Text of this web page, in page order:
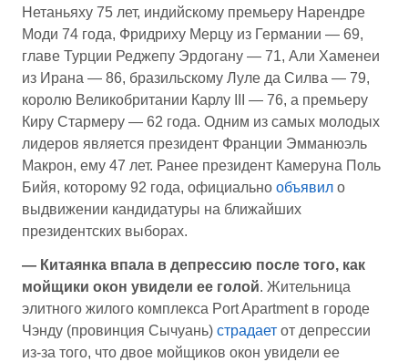
Нетаньяху 75 лет, индийскому премьеру Нарендре
Моди 74 года, Фридриху Мерцу из Германии — 69,
главе Турции Реджепу Эрдогану — 71, Али Хаменеи
из Ирана — 86, бразильскому Луле да Силва — 79,
королю Великобритании Карлу III — 76, а премьеру
Киру Стармеру — 62 года. Одним из самых молодых
лидеров является президент Франции Эмманюэль
Макрон, ему 47 лет. Ранее президент Камеруна Поль
Бийя, которому 92 года, официально объявил о
выдвижении кандидатуры на ближайших
президентских выборах.
— Китаянка впала в депрессию после того, как
мойщики окон увидели ее голой. Жительница
элитного жилого комплекса Port Apartment в городе
Чэнду (провинция Сычуань) страдает от депрессии
из-за того, что двое мойщиков окон увидели ее